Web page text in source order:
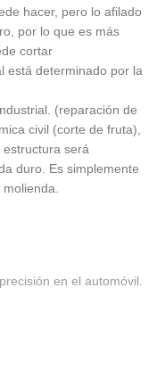
hacer, pero lo afilado
por lo que es más
cortar
está determinado por la
(reparación de
civil (corte de fruta),
será
duro. Es simplemente
en el automóvil.